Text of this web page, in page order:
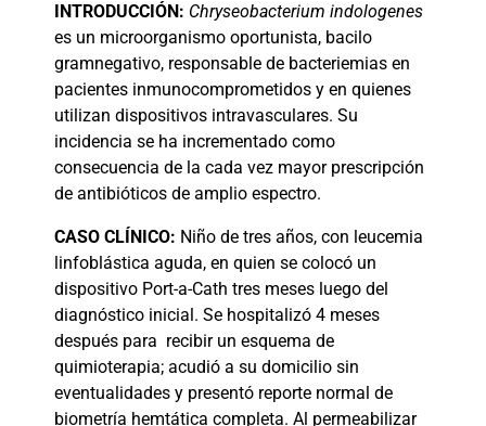
INTRODUCCIÓN: Chryseobacterium indologenes
es un microorganismo oportunista, bacilo
gramnegativo, responsable de bacteriemias en
pacientes inmunocomprometidos y en quienes
utilizan dispositivos intravasculares. Su
incidencia se ha incrementado como
consecuencia de la cada vez mayor prescripción
de antibióticos de amplio espectro.
CASO CLÍNICO: Niño de tres años, con leucemia
linfoblástica aguda, en quien se colocó un
dispositivo Port-a-Cath tres meses luego del
diagnóstico inicial. Se hospitalizó 4 meses
después para recibir un esquema de
quimioterapia; acudió a su domicilio sin
eventualidades y presentó reporte normal de
biometría hemtática completa. Al permeabilizar